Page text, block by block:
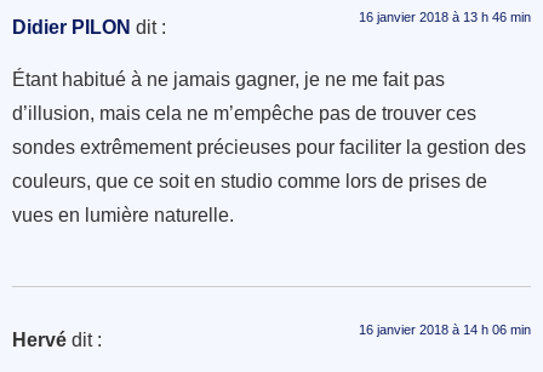
Didier PILON dit : 16 janvier 2018 à 13 h 46 min
Étant habitué à ne jamais gagner, je ne me fait pas
d’illusion, mais cela ne m’empêche pas de trouver ces
sondes extrêmement précieuses pour faciliter la gestion des
couleurs, que ce soit en studio comme lors de prises de
vues en lumière naturelle.
Hervé dit : 16 janvier 2018 à 14 h 06 min